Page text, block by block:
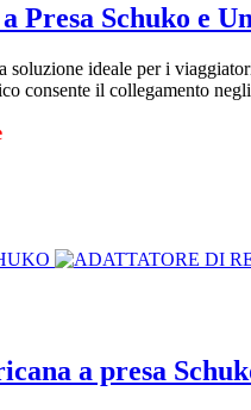
Presa Schuko e
soluzione ideale per i
consente il collegamento
a presa